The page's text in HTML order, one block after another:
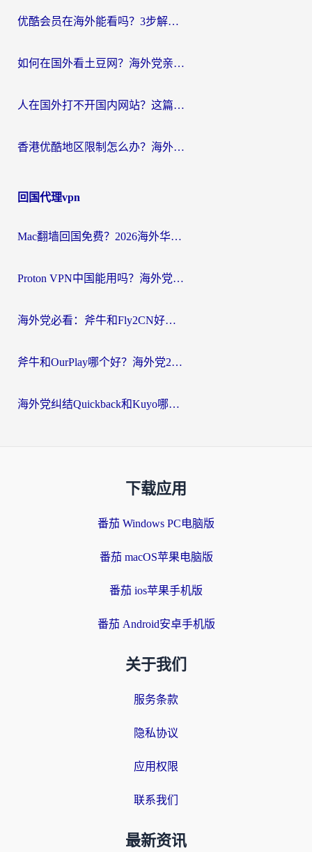
优酷会员在海外能看吗？3步解决海外追剧难题，附实测好用加速器推荐
如何在国外看土豆网？海外党亲测有效的追剧加速器选择指南
人在国外打不开国内网站？这篇攻略帮你无缝解锁国内资源（附交管12123使用技巧）
香港优酷地区限制怎么办？海外党亲测有效的追剧解决方案
回国代理vpn
Mac翻墙回国免费？2026海外华人亲测：从CCTV5直播到国内APP，这样选加速器才靠谱
Proton VPN中国能用吗？海外党选回国加速器的避坑指南（附番茄加速器实测）
海外党必看：斧牛和Fly2CN好用吗？3招教你选对回国加速器（附免费试用攻略）
斧牛和OurPlay哪个好？海外党2026亲测：选对加速器，国内资源秒加载
海外党纠结Quickback和Kuyo哪个好？选对回国加速器才能无缝刷国内资源
下载应用
番茄 Windows PC电脑版
番茄 macOS苹果电脑版
番茄 ios苹果手机版
番茄 Android安卓手机版
关于我们
服务条款
隐私协议
应用权限
联系我们
最新资讯